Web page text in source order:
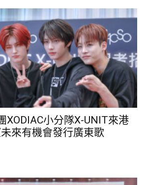
XODIAC小分隊X-UNIT來港
來有機會發行廣東歌